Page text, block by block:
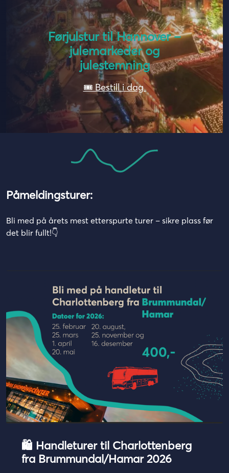
Førjulstur til Hannover –
julemarkeder og
julestemning
🎟️ Bestill i dag
Påmeldingsturer:
Bli med på årets mest etterspurte turer – sikre plass før
det blir fullt!👇
🛍️ Handleturer til Charlottenberg
fra Brummundal/Hamar 2026